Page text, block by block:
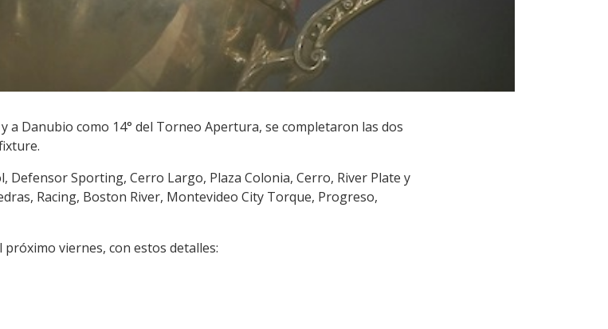
a Danubio como 14° del Torneo Apertura, se completaron las dos
Defensor Sporting, Cerro Largo, Plaza Colonia, Cerro, River Plate y
Racing, Boston River, Montevideo City Torque, Progreso,
viernes, con estos detalles: